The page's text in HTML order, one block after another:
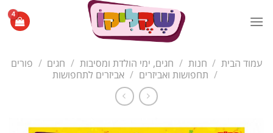
עמוד הבית / חנות / חגים, ימי הולדת ומסיבות / חגים / פורים
/ תחפושות ואביזרים / אביזרים לתחפושות